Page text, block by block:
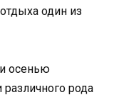
один из
осенью
рода